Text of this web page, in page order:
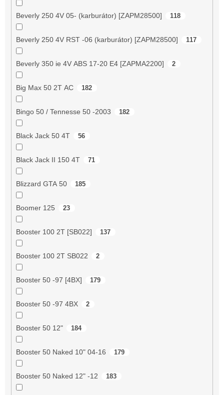
Beverly 250 4V 05- (karburátor) [ZAPM28500] 118
Beverly 250 4V RST -06 (karburátor) [ZAPM28500] 117
Beverly 350 ie 4V ABS 17-20 E4 [ZAPMA2200] 2
Big Max 50 2T AC 182
Bingo 50 / Tennesse 50 -2003 182
Black Jack 50 4T 56
Black Jack II 150 4T 71
Blizzard GTA 50 185
Boomer 125 23
Booster 100 2T [SB022] 137
Booster 100 2T SB022 2
Booster 50 -97 [4BX] 179
Booster 50 -97 4BX 2
Booster 50 12" 184
Booster 50 Naked 10" 04-16 179
Booster 50 Naked 12" -12 183